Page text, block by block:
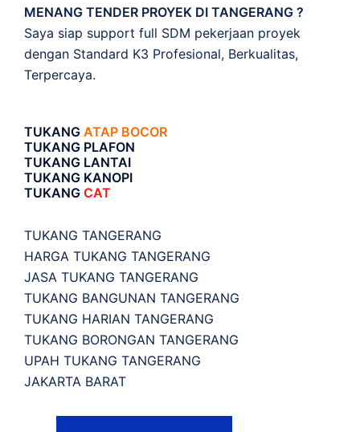
MENANG TENDER PROYEK DI TANGERANG ?
Saya siap support full SDM pekerjaan proyek
dengan Standard K3 Profesional, Berkualitas,
Terpercaya.
TUKANG ATAP BOCOR
TUKANG PLAFON
TUKANG LANTAI
TUKANG KANOPI
TUKANG CAT
TUKANG TANGERANG
HARGA TUKANG TANGERANG
JASA TUKANG TANGERANG
TUKANG BANGUNAN TANGERANG
TUKANG HARIAN TANGERANG
TUKANG BORONGAN TANGERANG
UPAH TUKANG TANGERANG
JAKARTA BARAT